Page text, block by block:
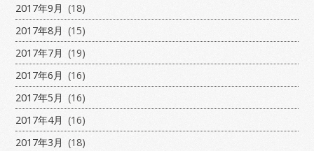
2017年9月 (18)
2017年8月 (15)
2017年7月 (19)
2017年6月 (16)
2017年5月 (16)
2017年4月 (16)
2017年3月 (18)